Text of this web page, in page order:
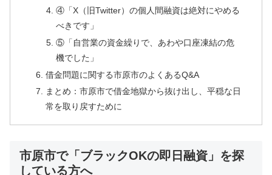
④「X（旧Twitter）の個人間融資は絶対にやめる
べきです」
⑤「自営業の資金繰りで、あわや口座凍結の危
機でした」
借金問題に関する市原市のよくあるQ&A
まとめ：市原市で借金地獄から抜け出し、平穏な日
常を取り戻すために
市原市で「ブラックOKの即日融資」を探
している方へ